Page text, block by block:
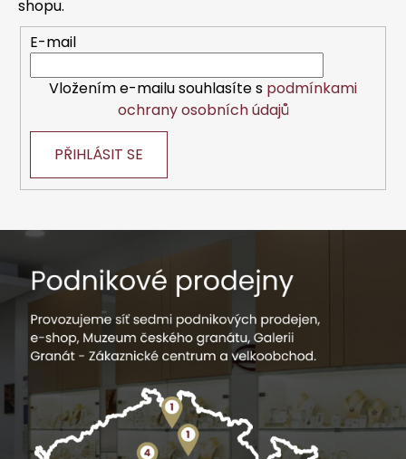
shopu.
E-mail
Vložením e-mailu souhlasíte s podmínkami
ochrany osobních údajů
PŘIHLÁSIT SE